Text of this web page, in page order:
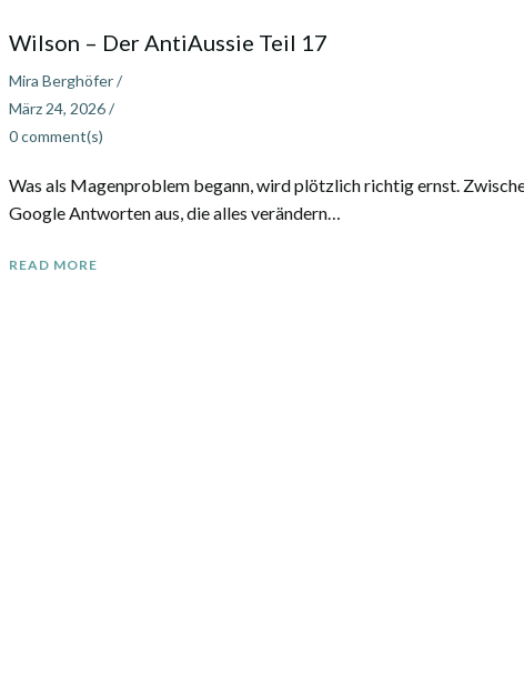
Wilson – Der AntiAussie Teil 17
Mira Berghöfer/
März 24, 2026/
0comment(s)
Was als Magenproblem begann, wird plötzlich richtig ernst.
Google Antworten aus, die alles verändern…
READ MORE